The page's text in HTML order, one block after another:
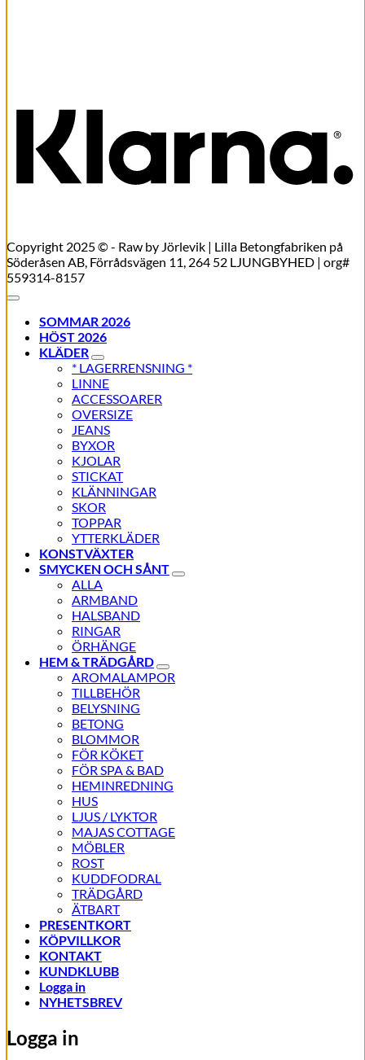
Copyright 2025 © - Raw by Jörlevik | Lilla Betongfabriken på
Söderåsen AB, Förrådsvägen 11, 264 52 LJUNGBYHED | org#
559314-8157
SOMMAR 2026
HÖST 2026
KLÄDER
* LAGERRENSNING *
LINNE
ACCESSOARER
OVERSIZE
JEANS
BYXOR
KJOLAR
STICKAT
KLÄNNINGAR
SKOR
TOPPAR
YTTERKLÄDER
KONSTVÄXTER
SMYCKEN OCH SÅNT
ALLA
ARMBAND
HALSBAND
RINGAR
ÖRHÄNGE
HEM & TRÄDGÅRD
AROMALAMPOR
TILLBEHÖR
BELYSNING
BETONG
BLOMMOR
FÖR KÖKET
FÖR SPA & BAD
HEMINREDNING
HUS
LJUS / LYKTOR
MAJAS COTTAGE
MÖBLER
ROST
KUDDFODRAL
TRÄDGÅRD
ÄTBART
PRESENTKORT
KÖPVILLKOR
KONTAKT
KUNDKLUBB
Logga in
NYHETSBREV
Logga in